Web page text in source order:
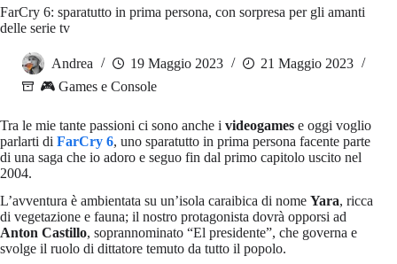
FarCry 6: sparatutto in prima persona, con sorpresa per gli amanti
delle serie tv
Andrea 19 Maggio 2023
21 Maggio 2023
🎮 Games e Console
Tra le mie tante passioni ci sono anche i videogames e oggi voglio
parlarti di FarCry 6, uno sparatutto in prima persona facente parte
di una saga che io adoro e seguo fin dal primo capitolo uscito nel
2004.
L’avventura è ambientata su un’isola caraibica di nome Yara, ricca
di vegetazione e fauna; il nostro protagonista dovrà opporsi ad
Anton Castillo, soprannominato “El presidente”, che governa e
svolge il ruolo di dittatore temuto da tutto il popolo.